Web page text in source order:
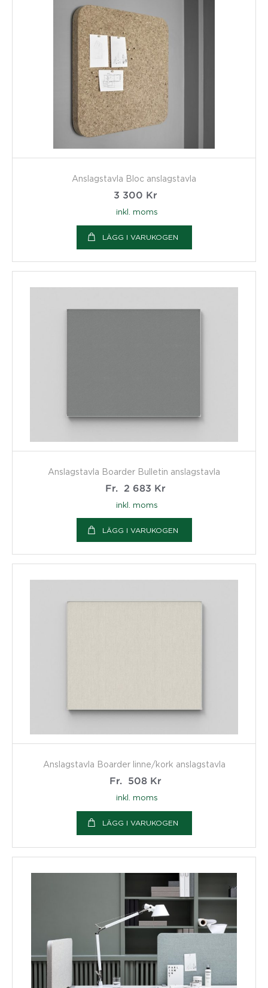
Anslagstavla Bloc anslagstavla
3 300 Kr
inkl. moms
LÄGG I VARUKOGEN
Anslagstavla Boarder Bulletin anslagstavla
Fr.
2 683 Kr
inkl. moms
LÄGG I VARUKOGEN
Anslagstavla Boarder linne/kork anslagstavla
Fr.
508 Kr
inkl. moms
LÄGG I VARUKOGEN